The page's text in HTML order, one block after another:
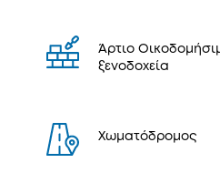
Άρτιο
ξενοδοχεία
Χωματόδρομος